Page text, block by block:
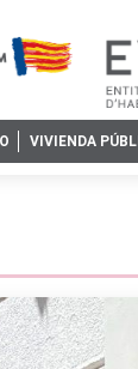
VIVIENDA